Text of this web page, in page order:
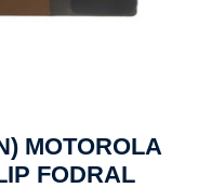
MOTOROLA
FODRAL